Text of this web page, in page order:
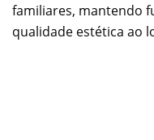
familiares, mantendo
qualidade estética ao